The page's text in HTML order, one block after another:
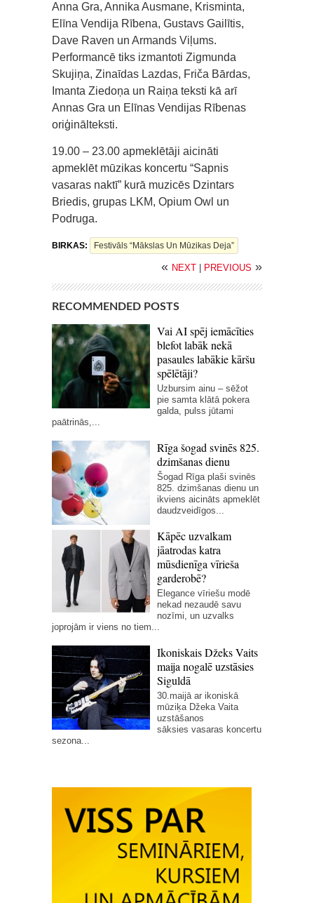
Anna Gra, Annika Ausmane, Krisminta,
Elīna Vendija Rībena, Gustavs Gailītis,
Dave Raven un Armands Viļums.
Performancē tiks izmantoti Zigmunda
Skujiņa, Zinaīdas Lazdas, Friča Bārdas,
Imanta Ziedoņa un Raiņa teksti kā arī
Annas Gra un Elīnas Vendijas Rībenas
oriģinālteksti.
19.00 – 23.00 apmeklētāji aicināti
apmeklēt mūzikas koncertu “Sapnis
vasaras naktī” kurā muzicēs Dzintars
Briedis, grupas LKM, Opium Owl un
Podruga.
BIRKAS: Festivāls “Mākslas Un Mūzikas Deja”
« NEXT PREVIOUS »
RECOMMENDED POSTS
Vai AI spēj iemācīties
blefot labāk nekā
pasaules labākie kāršu
spēlētāji?
Uzbursim ainu – sēžot
pie samta klātā pokera
galda, pulss jūtami
paātrinās,...
Rīga šogad svinēs 825.
dzimšanas dienu
Šogad Rīga plaši svinēs
825. dzimšanas dienu un
ikviens aicināts apmeklēt
daudzveidīgos...
Kāpēc uzvalkam
jāatrodas katra
mūsdienīga vīrieša
garderobē?
Elegance vīriešu modē
nekad nezaudē savu
nozīmi, un uzvalks
joprojām ir viens no tiem...
Ikoniskais Džeks Vaits
maija nogalē uzstāsies
Siguldā
30.maijā ar ikoniskā
mūziķa Džeka Vaita
uzstāšanos
sāksies vasaras koncertu
sezona...